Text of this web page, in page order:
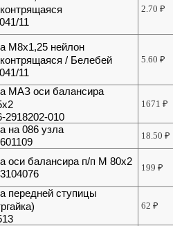
11
2.70₽
М8х1,25 нейлон
/ Белебей
11
5.60₽
МАЗ оси балансира
2918202-010
1671₽
на 086 узла
18.50₽
оси балансира п/п М 80х2
199₽
передней ступицы
62₽